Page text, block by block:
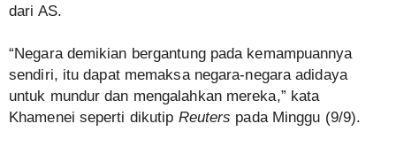
dari AS.
“Negara demikian bergantung pada kemampuannya
sendiri, itu dapat memaksa negara-negara adidaya
untuk mundur dan mengalahkan mereka,” kata
Khamenei seperti dikutip Reuters pada Minggu (9/9).